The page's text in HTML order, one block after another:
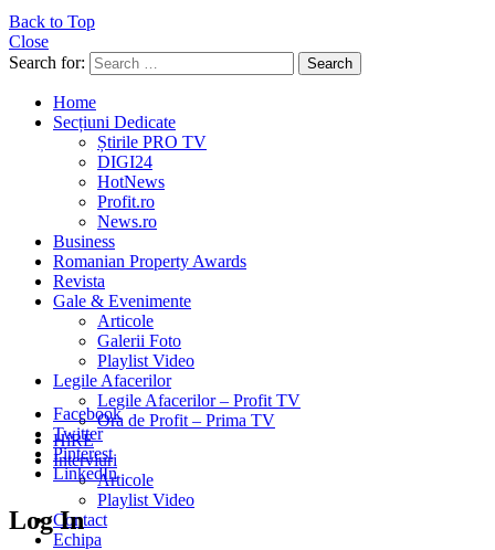
Back to Top
Close
Search for:
Search
Home
Secțiuni Dedicate
Știrile PRO TV
DIGI24
HotNews
Profit.ro
News.ro
Business
Romanian Property Awards
Revista
Gale & Evenimente
Articole
Galerii Foto
Playlist Video
Legile Afacerilor
Legile Afacerilor – Profit TV
Ora de Profit – Prima TV
HiRE
Interviuri
Articole
Playlist Video
Contact
Echipa
Facebook
Twitter
Pinterest
LinkedIn
Log In